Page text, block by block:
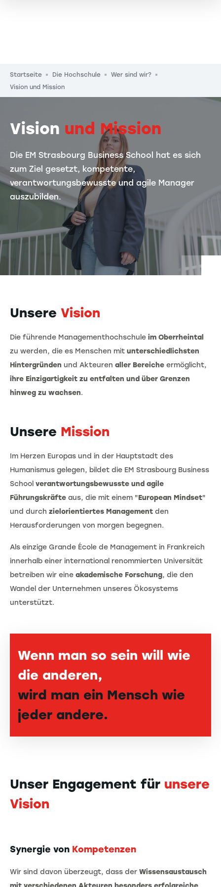
Pfadnavigation
Startseite Die Hochschule
Wer sind wir?
Vision und Mission
Vision und Mission
Die EM Strasbourg Business School hat es sich
zum Ziel gesetzt, kompetente,
verantwortungsbewusste und agile Manager
auszubilden.
Unsere Vision
Die führende Managementhochschule im Oberrheintal
zu werden, die es Menschen mit unterschiedlichsten
Hintergründen und Akteuren aller Bereiche ermöglicht,
ihre Einzigartigkeit zu entfalten und über Grenzen
hinweg zu wachsen.
Unsere Mission
Im Herzen Europas und in der Hauptstadt des
Humanismus gelegen, bildet die EM Strasbourg Business
School verantwortungsbewusste und agile
Führungskräfte aus, die mit einem "European Mindset"
und durch zielorientiertes Management den
Herausforderungen von morgen begegnen.
Als einzige Grande École de Management in Frankreich
innerhalb einer international renommierten Universität
betreiben wir eine akademische Forschung, die den
Wandel der Unternehmen unseres Ökosystems
unterstützt.
Wenn man so sein will wie
die anderen,
wird man ein Mensch wie
jeder andere.
Unser Engagement für unsere
Vision
Synergie von Kompetenzen
Wir sind davon überzeugt, dass der Wissensaustausch